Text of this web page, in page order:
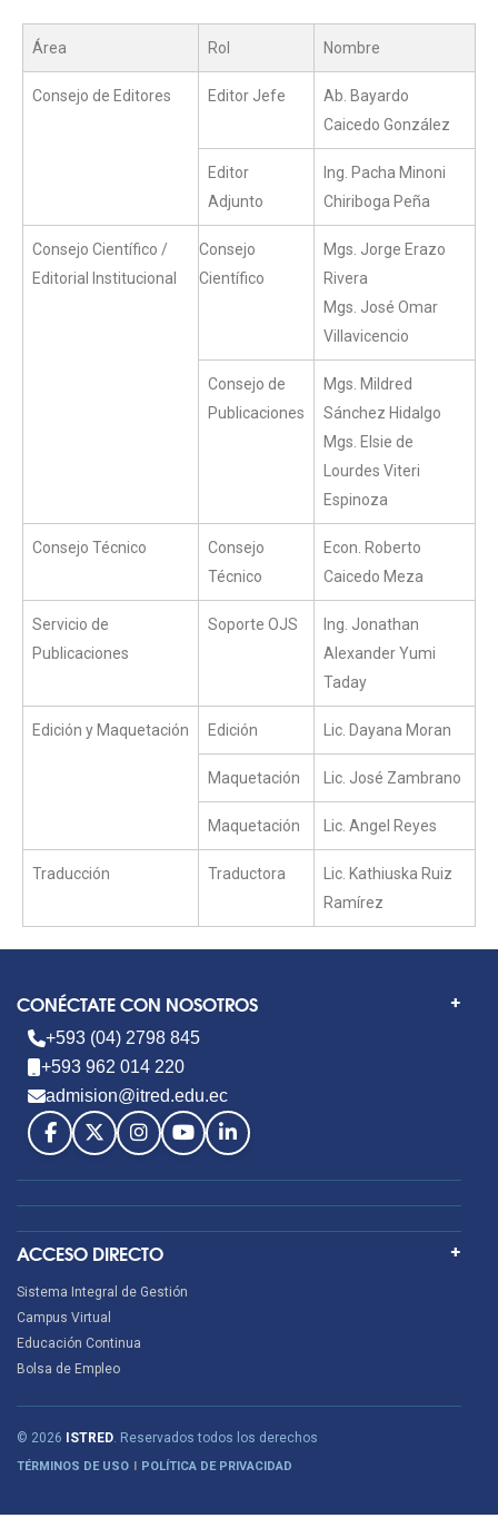
Área Rol Nombre
Consejo de Editores Editor Jefe
Ab. Bayardo
Caicedo González
Editor
Adjunto
Ing. Pacha Minoni
Chiriboga Peña
Consejo Científico /
Editorial Institucional
Consejo
Científico
Mgs. Jorge Erazo
Rivera
Mgs. José Omar
Villavicencio
Consejo de
Publicaciones
Mgs. Mildred
Sánchez Hidalgo
Mgs. Elsie de
Lourdes Viteri
Espinoza
Consejo Técnico
Consejo
Técnico
Econ. Roberto
Caicedo Meza
Servicio de
Publicaciones
Soporte OJS
Ing. Jonathan
Alexander Yumi
Taday
Edición y Maquetación Edición Lic. Dayana Moran
Maquetación Lic. José Zambrano
Maquetación Lic. Angel Reyes
Traducción Traductora
Lic. Kathiuska Ruiz
Ramírez
CONÉCTATE CON NOSOTROS
+593 (04) 2798 845
+593 962 014 220
admision@itred.edu.ec
ACCESO DIRECTO
Sistema Integral de Gestión
Campus Virtual
Educación Continua
Bolsa de Empleo
© 2026 ISTRED. Reservados todos los derechos
TÉRMINOS DE USO POLÍTICA DE PRIVACIDAD